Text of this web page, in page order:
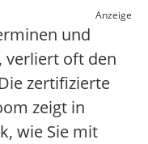
Anzeige
und
verliert oft den
zertifizierte
zeigt in
wie Sie mit